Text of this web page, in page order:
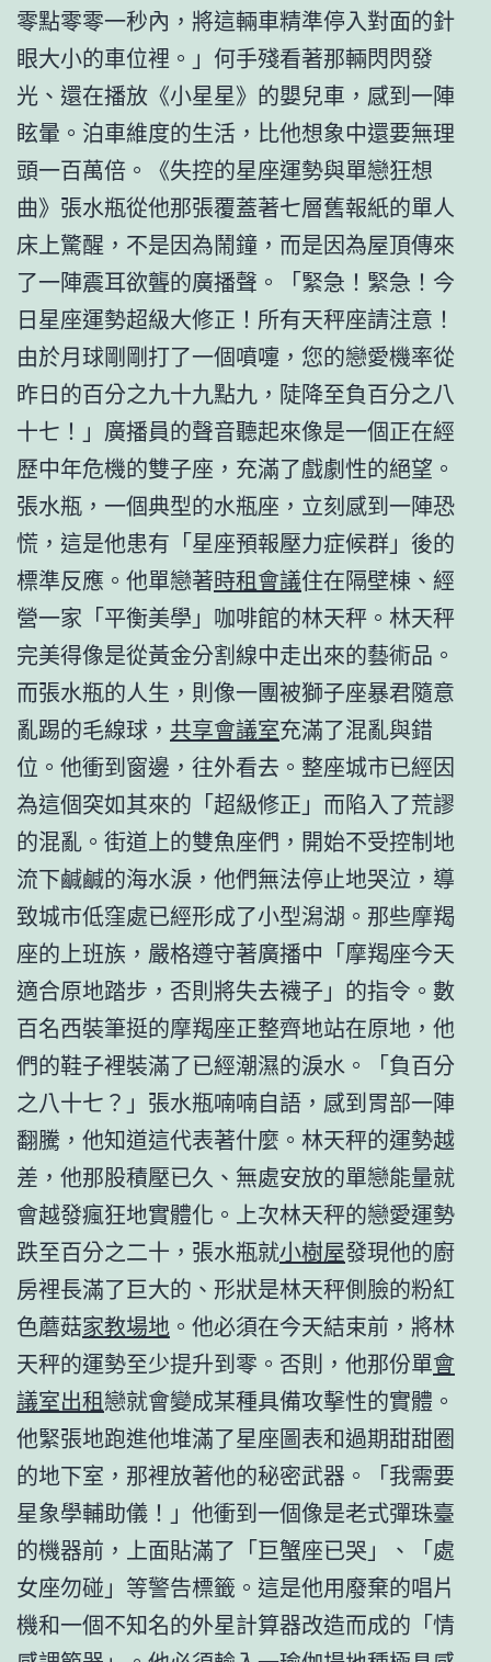
零點零零一秒內，將這輛車精準停入對面的針
眼大小的車位裡。」何手殘看著那輛閃閃發
光、還在播放《小星星》的嬰兒車，感到一陣
眩暈。泊車維度的生活，比他想象中還要無理
頭一百萬倍。《失控的星座運勢與單戀狂想
曲》張水瓶從他那張覆蓋著七層舊報紙的單人
床上驚醒，不是因為鬧鐘，而是因為屋頂傳來
了一陣震耳欲聾的廣播聲。「緊急！緊急！今
日星座運勢超級大修正！所有天秤座請注意！
由於月球剛剛打了一個噴嚏，您的戀愛機率從
昨日的百分之九十九點九，陡降至負百分之八
十七！」廣播員的聲音聽起來像是一個正在經
歷中年危機的雙子座，充滿了戲劇性的絕望。
張水瓶，一個典型的水瓶座，立刻感到一陣恐
慌，這是他患有「星座預報壓力症候群」後的
標準反應。他單戀著時租會議住在隔壁棟、經
營一家「平衡美學」咖啡館的林天秤。林天秤
完美得像是從黃金分割線中走出來的藝術品。
而張水瓶的人生，則像一團被獅子座暴君隨意
亂踢的毛線球， 共享會議室充滿了混亂與錯
位。他衝到窗邊，往外看去。整座城市已經因
為這個突如其來的「超級修正」而陷入了荒謬
的混亂。街道上的雙魚座們，開始不受控制地
流下鹹鹹的海水淚，他們無法停止地哭泣，導
致城市低窪處已經形成了小型潟湖。那些摩羯
座的上班族，嚴格遵守著廣播中「摩羯座今天
適合原地踏步，否則將失去襪子」的指令。數
百名西裝筆挺的摩羯座正整齊地站在原地，他
們的鞋子裡裝滿了已經潮濕的淚水。「負百分
之八十七？」張水瓶喃喃自語，感到胃部一陣
翻騰，他知道這代表著什麼。林天秤的運勢越
差，他那股積壓已久、無處安放的單戀能量就
會越發瘋狂地實體化。上次林天秤的戀愛運勢
跌至百分之二十，張水瓶就小樹屋發現他的廚
房裡長滿了巨大的、形狀是林天秤側臉的粉紅
色蘑菇家教場地 。他必須在今天結束前，將林
天秤的運勢至少提升到零。否則，他那份單會
議室出租戀就會變成某種具備攻擊性的實體。
他緊張地跑進他堆滿了星座圖表和過期甜甜圈
的地下室，那裡放著他的秘密武器。「我需要
星象學輔助儀！」他衝到一個像是老式彈珠臺
的機器前，上面貼滿了「巨蟹座已哭」、「處
女座勿碰」等警告標籤。這是他用廢棄的唱片
機和一個不知名的外星計算器改造而成的「情